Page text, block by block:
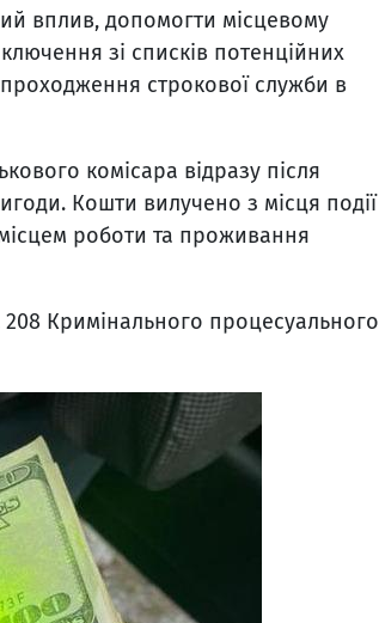
вплив, допомогти місцевому
зі списків потенційних
строкової служби в
комісара відразу після
Кошти вилучено з місця події
роботи та проживання
Кримінального процесуального